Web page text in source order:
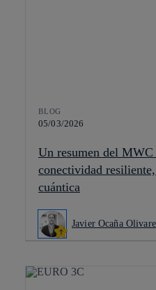
BLOG
05/03/2026
Un resumen del
conectividad
cuántica
Javier Ocaña